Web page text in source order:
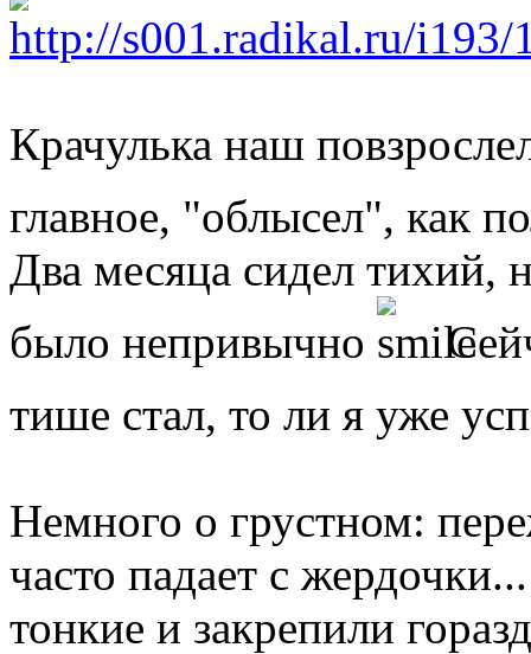
Крачулька наш
главное, "облысел", как
Два месяца сидел тихий,
было непривычно
тише стал, то ли я уже
Немного о грустном:
часто падает с
тонкие и закрепили